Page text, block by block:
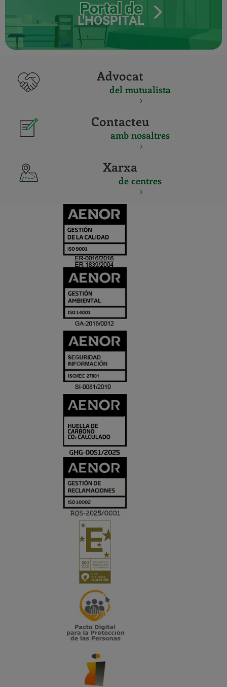
Portal de
L'HOSPITAL
Advocat
del mutualista
Contacteu
amb nosaltres
Xarxa
de centres